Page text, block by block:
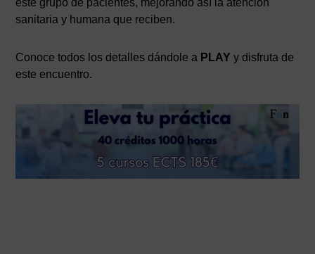
sanitaria y humana que reciben.
Conoce todos los detalles dándole a PLAY y disfruta de
este encuentro.